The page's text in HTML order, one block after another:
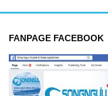
FANPAGE FACEBOOK